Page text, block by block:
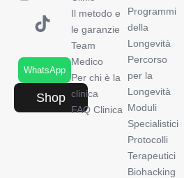
WhatsApp
Shop
Il metodo e
le garanzie
Team
Medico
Per chi è la
clinica
FAQ Clinica
Programmi
della
Longevità
Percorso
per la
Longevità
Moduli
Specialistici
Protocolli
Terapeutici
Biohacking